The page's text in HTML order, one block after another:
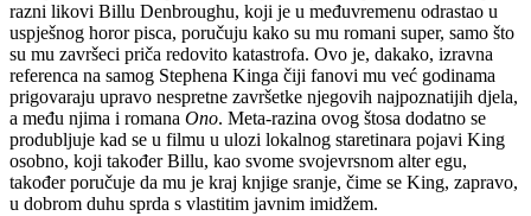
razni likovi Billu Denbroughu, koji je u međuvremenu odrastao u
uspješnog horor pisca, poručuju kako su mu romani super, samo što
su mu završeci priča redovito katastrofa. Ovo je, dakako, izravna
referenca na samog Stephena Kinga čiji fanovi mu već godinama
prigovaraju upravo nespretne završetke njegovih najpoznatijih djela,
a među njima i romana Ono. Meta-razina ovog štosa dodatno se
produbljuje kad se u filmu u ulozi lokalnog staretinara pojavi King
osobno, koji također Billu, kao svome svojevrsnom alter egu,
također poručuje da mu je kraj knjige sranje, čime se King, zapravo,
u dobrom duhu sprda s vlastitim javnim imidžem.